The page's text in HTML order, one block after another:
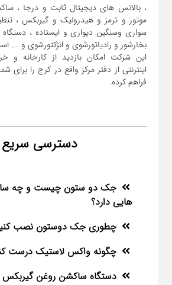
، بالانس های دیجیتال ثابت و درجا ،
موتور و ترمز و هیدرولیک و گیربکس ،
سواری و‌سنگین دیواری و ایستاده ، دستگاه
این شرکت امکان بازدید از کارخانه و
اینترنتی از دفتر مرکز واقع در کرج را برای
فراهم کرده.
دسترسی سریع
جک دو ستون چیست و چه
هایی دارد؟
چطوری جک دوستون نصب
چگونه واکس لاستیک درست
دستگاه ساکشن روغن